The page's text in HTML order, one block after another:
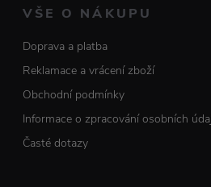
VŠE O NÁKUPU
Doprava a platba
Reklamace a vrácení zboží
Obchodní podmínky
Informace o zpracování osobních
Časté dotazy